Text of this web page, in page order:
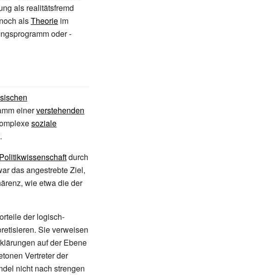
als realitätsfremd
alsTheorie im
oder -
einerverstehenden
soziale
Politikwissenschaftdurch
das angestrebte Ziel,
wie etwa die der
der logisch-
Sie verweisen
auf der Ebene
Vertreter der
nicht nach strengen